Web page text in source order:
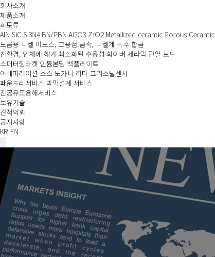
회사소개
제품소개
희토류
AIN SiC Si3N4 BN/PBN Al2O3 ZrO2 Metallized ceramic Porous Ceramic
도금용 니켈 아노스, 고융점 금속, 니켈계 특수 합금
친환경, 인체에 해가 최소화된 수용성 화이버 세라믹 단열 보드
스퍼터링타켓 인듐본딩 백플레이트
이베퍼레이션 소스 도가니 히터 크리스탈센서
파운드리서비스 박막설계 서비스
진공유도용해서비스
보유기술
견적의뢰
공지사항
KR EN